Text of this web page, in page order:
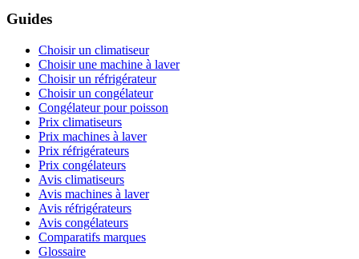
Guides
Choisir un climatiseur
Choisir une machine à laver
Choisir un réfrigérateur
Choisir un congélateur
Congélateur pour poisson
Prix climatiseurs
Prix machines à laver
Prix réfrigérateurs
Prix congélateurs
Avis climatiseurs
Avis machines à laver
Avis réfrigérateurs
Avis congélateurs
Comparatifs marques
Glossaire